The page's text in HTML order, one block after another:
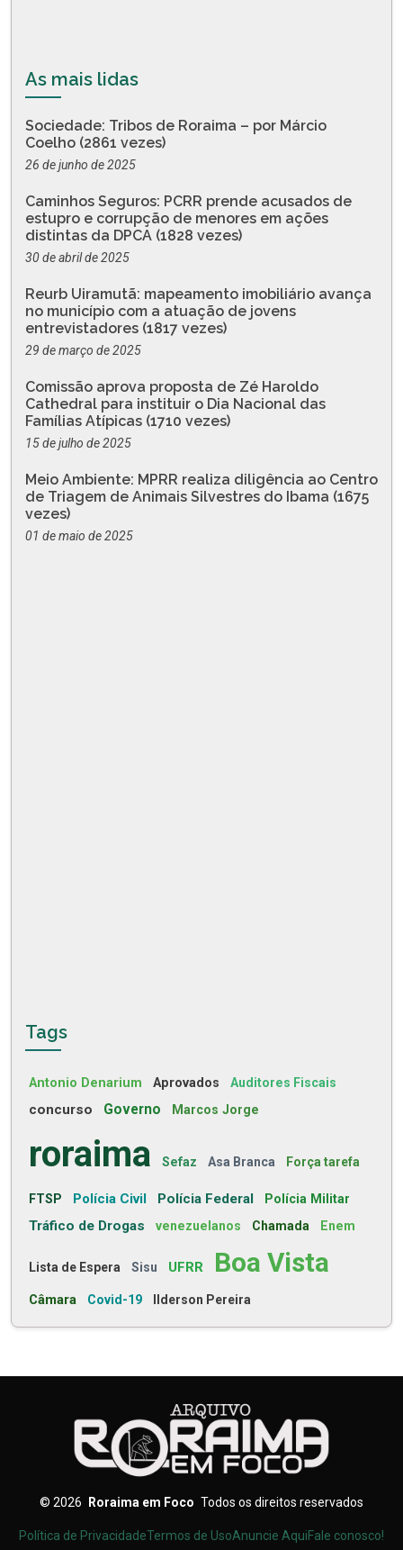
As mais lidas
Sociedade: Tribos de Roraima – por Márcio
Coelho (2861 vezes)
26 de junho de 2025
Caminhos Seguros: PCRR prende acusados de
estupro e corrupção de menores em ações
distintas da DPCA (1828 vezes)
30 de abril de 2025
Reurb Uiramutã: mapeamento imobiliário avança
no município com a atuação de jovens
entrevistadores (1817 vezes)
29 de março de 2025
Comissão aprova proposta de Zé Haroldo
Cathedral para instituir o Dia Nacional das
Famílias Atípicas (1710 vezes)
15 de julho de 2025
Meio Ambiente: MPRR realiza diligência ao Centro
de Triagem de Animais Silvestres do Ibama (1675
vezes)
01 de maio de 2025
Tags
Antonio Denarium Aprovados Auditores Fiscais
concurso Governo Marcos Jorge
roraima Sefaz Asa Branca Força tarefa
FTSP Polícia Civil Polícia Federal Polícia Militar
Tráfico de Drogas venezuelanos Chamada Enem
Lista de Espera Sisu UFRR Boa Vista
Câmara Covid-19 Ilderson Pereira
© 2026 Roraima em Foco Todos os direitos reservados
Política de PrivacidadeTermos de UsoAnuncie AquiFale conosco!